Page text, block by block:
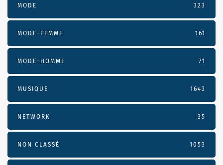
MODE 323
MODE-FEMME 161
MODE-HOMME 71
MUSIQUE 1643
NETWORK 35
NON CLASSÉ 1053